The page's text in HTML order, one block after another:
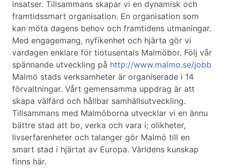
insatser. Tillsammans skapar vi en dynamisk och
framtidssmart organisation. En organisation som
kan möta dagens behov och framtidens utmaningar.
Med engagemang, nyfikenhet och hjärta gör vi
vardagen enklare för tiotusentals Malmöbor. Följ vår
spännande utveckling på http://www.malmo.se/jobb
Malmö stads verksamheter är organiserade i 14
förvaltningar. Vårt gemensamma uppdrag är att
skapa välfärd och hållbar samhällsutveckling.
Tillsammans med Malmöborna utvecklar vi en ännu
bättre stad att bo, verka och vara i; olikheter,
livserfarenheter och talanger gör Malmö till en
smart stad i hjärtat av Europa. Världens kunskap
finns här.